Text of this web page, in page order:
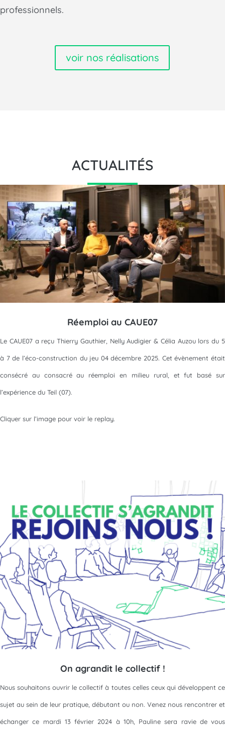
professionnels.
voir nos réalisations
ACTUALITÉS
Réemploi au CAUE07
Le CAUE07 a reçu Thierry Gauthier, Nelly Audigier & Célia Auzou lors du 5
à 7 de l’éco-construction du jeu 04 décembre 2025. Cet évènement était
consécré au consacré au réemploi en milieu rural, et fut basé sur
l’expérience du Teil (07).
Cliquer sur l’image pour voir le replay.
On agrandit le collectif !
Nous souhaitons ouvrir le collectif à toutes celles ceux qui développent ce
sujet au sein de leur pratique, débutant ou non. Venez nous rencontrer et
échanger ce mardi 13 février 2024 à 10h, Pauline sera ravie de vous